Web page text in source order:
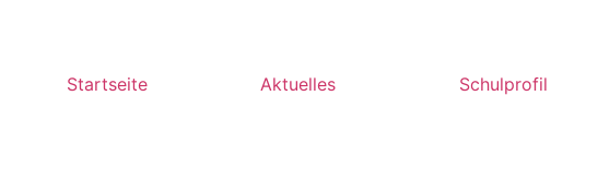
Startseite Aktuelles Schulprofil